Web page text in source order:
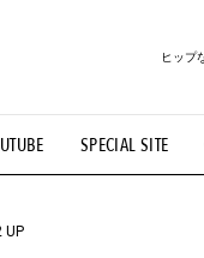
SPECIAL SITE
ヒップ
図鑑 #路地裏てぃーん
#MOVIE
UP